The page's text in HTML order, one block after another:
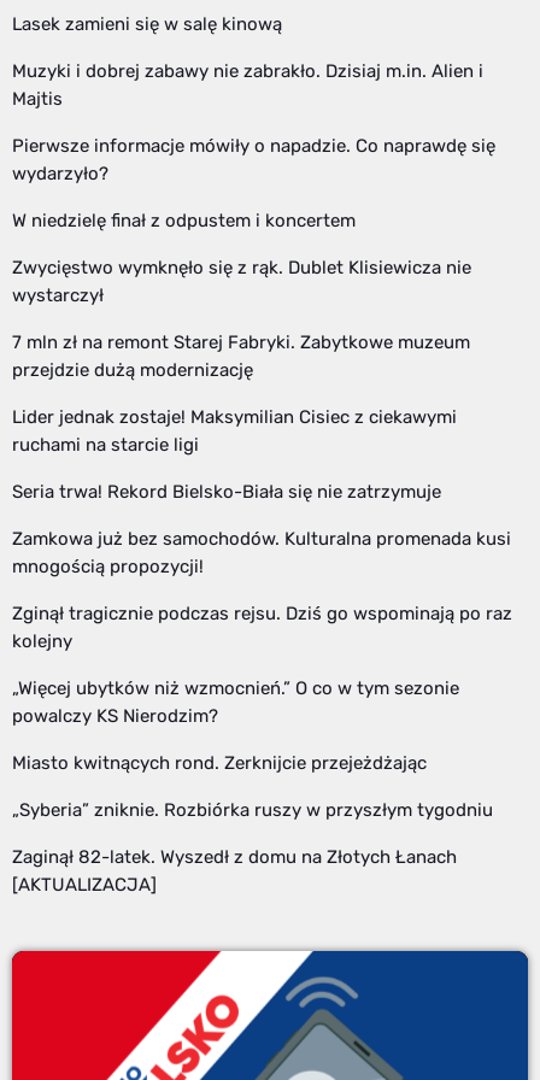
Lasek zamieni się w salę kinową
Muzyki i dobrej zabawy nie zabrakło. Dzisiaj m.in. Alien i
Majtis
Pierwsze informacje mówiły o napadzie. Co naprawdę się
wydarzyło?
W niedzielę finał z odpustem i koncertem
Zwycięstwo wymknęło się z rąk. Dublet Klisiewicza nie
wystarczył
7 mln zł na remont Starej Fabryki. Zabytkowe muzeum
przejdzie dużą modernizację
Lider jednak zostaje! Maksymilian Cisiec z ciekawymi
ruchami na starcie ligi
Seria trwa! Rekord Bielsko-Biała się nie zatrzymuje
Zamkowa już bez samochodów. Kulturalna promenada kusi
mnogością propozycji!
Zginął tragicznie podczas rejsu. Dziś go wspominają po raz
kolejny
„Więcej ubytków niż wzmocnień.” O co w tym sezonie
powalczy KS Nierodzim?
Miasto kwitnących rond. Zerknijcie przejeżdżając
„Syberia” zniknie. Rozbiórka ruszy w przyszłym tygodniu
Zaginął 82-latek. Wyszedł z domu na Złotych Łanach
[AKTUALIZACJA]